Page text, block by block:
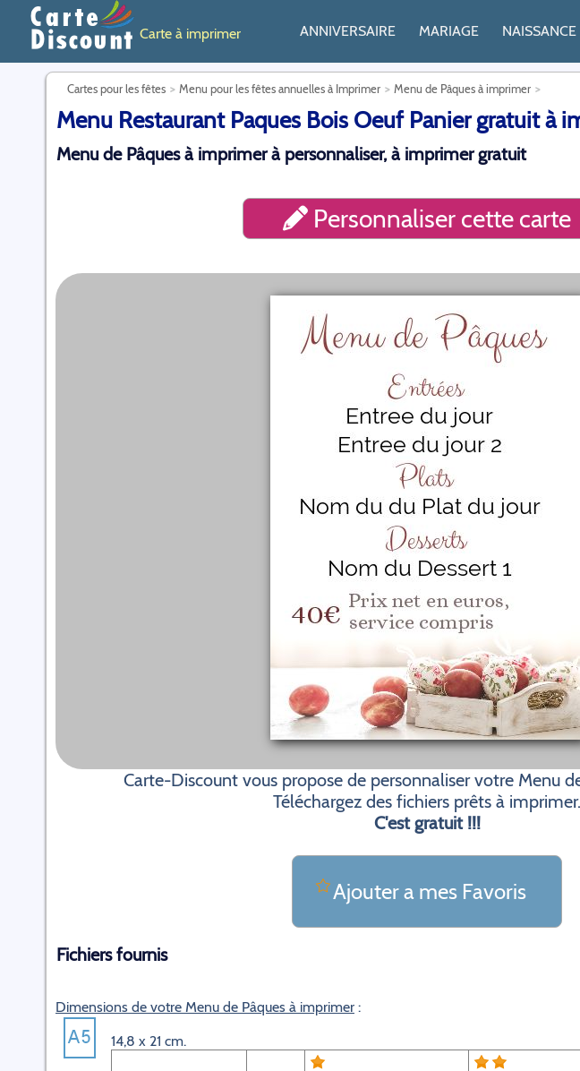
Carte à imprimer ANNIVERSAIRE MARIAGE NAISSANCE
Cartes pour les fêtes Menu pour les fêtes annuelles à Imprimer Menu de Pâques à imprimer
Menu Restaurant Paques Bois Oeuf Panier gratuit à
Menu de Pâques à imprimer à personnaliser, à imprimer gratuit
Personnaliser cette carte
Carte-Discount vous propose de personnaliser votre Menu
Téléchargez des fichiers prêts à imprimer.
C'est gratuit !!!
Ajouter a mes Favoris
Fichiers fournis
Dimensions de votre Menu de Pâques à imprimer :
14,8 x 21 cm.